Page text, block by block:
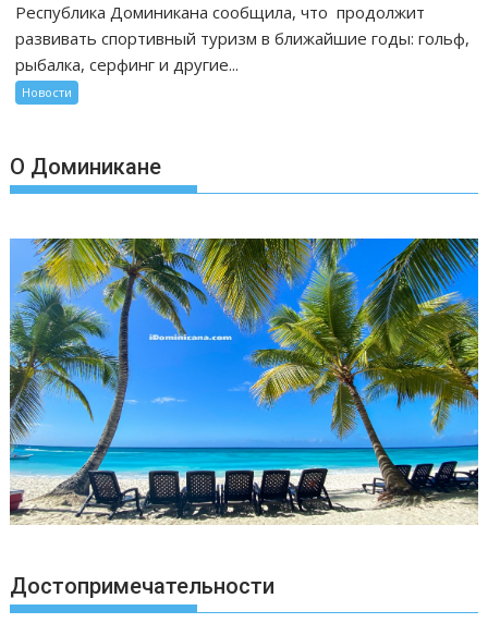
Республика Доминикана сообщила, что продолжит
развивать спортивный туризм в ближайшие годы: гольф,
рыбалка, серфинг и другие...
Новости
О Доминикане
Достопримечательности